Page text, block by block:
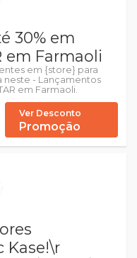
30% em
em Farmaoli
em {store} para
neste - Lançamentos
em Farmaoli.
Ver Desconto
Promoção
Kase!\r